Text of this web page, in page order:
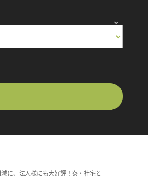
に、法人様にも大好評！寮・社宅と